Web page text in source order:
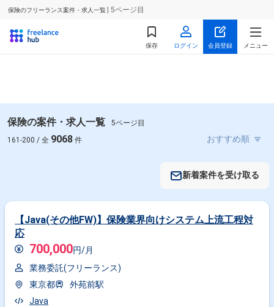
保険のフリーランス案件・求人一覧 | 5ページ目
保存 ログイン 会員登録 メニュー
保険の案件・求人一覧
5ページ目
161-200 / 全 9068 件
新着案件を受け取る
【Java(その他FW)】保険業界向けシステム上流工程対
応
700,000円/月
業務委託(フリーランス)
東京都
外苑前駅
Java